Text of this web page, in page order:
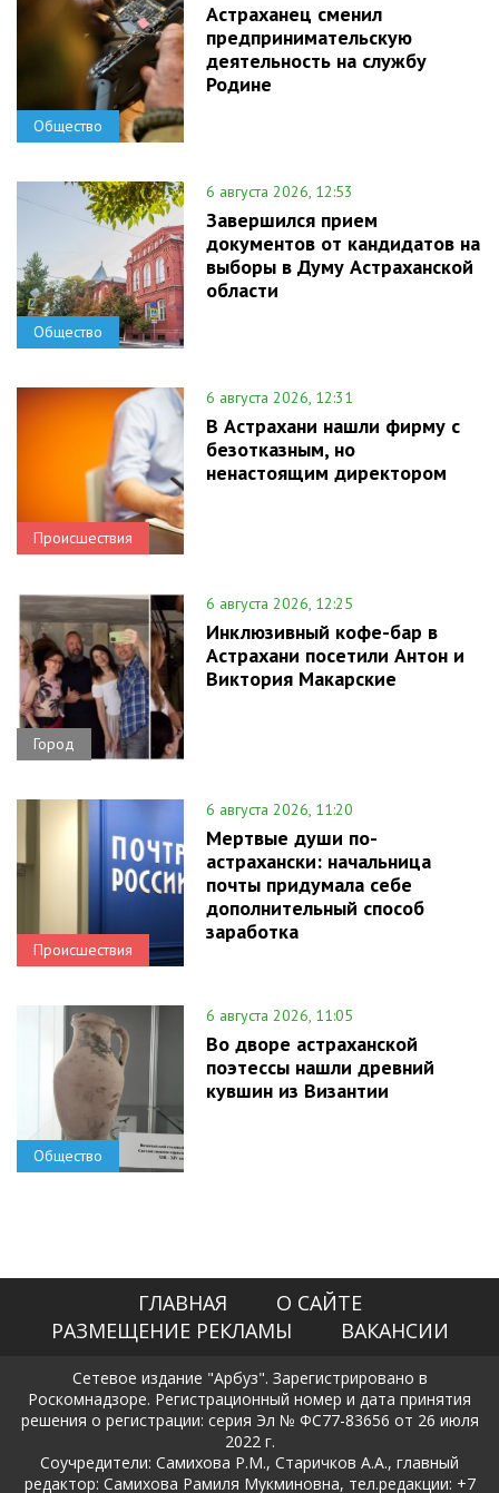
Общество
Астраханец сменил
предпринимательскую
деятельность на службу
Родине
Общество
6 августа 2026, 12:53
Завершился прием
документов от кандидатов на
выборы в Думу Астраханской
области
Происшествия
6 августа 2026, 12:31
В Астрахани нашли фирму с
безотказным, но
ненастоящим директором
Город
6 августа 2026, 12:25
Инклюзивный кофе-бар в
Астрахани посетили Антон и
Виктория Макарские
Происшествия
6 августа 2026, 11:20
Мертвые души по-
астрахански: начальница
почты придумала себе
дополнительный способ
заработка
Общество
6 августа 2026, 11:05
Во дворе астраханской
поэтессы нашли древний
кувшин из Византии
ГЛАВНАЯ
О САЙТЕ
РАЗМЕЩЕНИЕ РЕКЛАМЫ
ВАКАНСИИ
Сетевое издание "Арбуз". Зарегистрировано в
Роскомнадзоре. Регистрационный номер и дата принятия
решения о регистрации: серия Эл № ФС77-83656 от 26 июля
2022 г.
Соучредители: Самихова Р.М., Старичков А.А., главный
редактор: Самихова Рамиля Мукминовна, тел.редакции: +7